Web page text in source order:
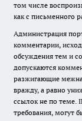
том числе
как с письменного
Администрация
комментарии,
обсуждения тем и
допускаются
разжигающие
вражду, а равно
ссылок не по теме.
требования, могут